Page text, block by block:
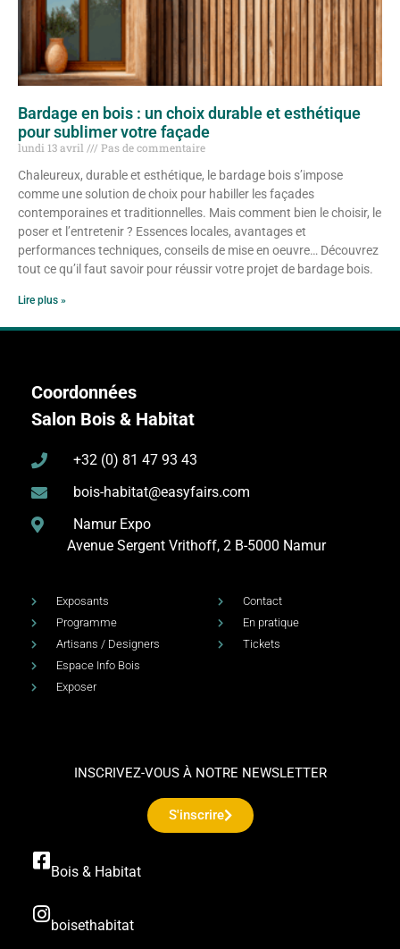
Bardage en bois : un choix durable et esthétique
pour sublimer votre façade
lundi 13 avril
Pas de commentaire
Chaleureux, durable et esthétique, le bardage bois s’impose
comme une solution de choix pour habiller les façades
contemporaines et traditionnelles. Mais comment bien le choisir, le
poser et l’entretenir ? Essences locales, avantages et
performances techniques, conseils de mise en oeuvre… Découvrez
tout ce qu’il faut savoir pour réussir votre projet de bardage bois.
Lire plus »
Coordonnées
Salon Bois & Habitat
+32 (0) 81 47 93 43
bois-habitat@easyfairs.com
Namur Expo
Avenue Sergent Vrithoff, 2 B-5000 Namur
Exposants
Programme
Artisans / Designers
Espace Info Bois
Exposer
Contact
En pratique
Tickets
INSCRIVEZ-VOUS À NOTRE NEWSLETTER
S'inscrire
Bois & Habitat
boisethabitat